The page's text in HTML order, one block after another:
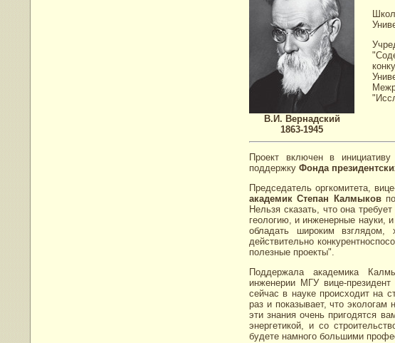
В.И. Вернадский
1863-1945
Проект включен в
поддержку Фонда
Председатель оргкомитета,
академик Степан Калмыков
Нельзя сказать, что она
геологию, и инженерные науки,
обладать широким
действительно
полезные проекты".
Поддержала академика
инженерии МГУ вице-
сейчас в науке происходит на
раз и показывает, что
эти знания очень пригодятся
энергетикой, и со
будете намного большими